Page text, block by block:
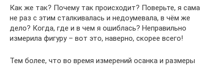
Как же так? Почему так происходит? Поверьте, я сама
не раз с этим сталкивалась и недоумевала, в чём же
дело? Когда, где и в чем я ошиблась? Неправильно
измерила фигуру – вот это, наверно, скорее всего!
Тем более, что во время измерений осанка и размеры